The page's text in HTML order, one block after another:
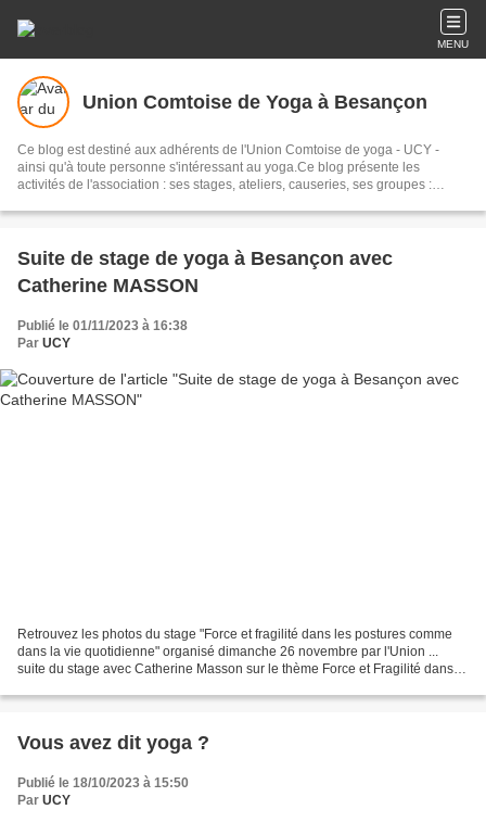
MENU
Union Comtoise de Yoga à Besançon
Ce blog est destiné aux adhérents de l'Union Comtoise de yoga - UCY -
ainsi qu'à toute personne s'intéressant au yoga.Ce blog présente les
activités de l'association : ses stages, ateliers, causeries, ses groupes :
bibliothèque. L'UCY s'intéresse au yoga, en tant que science de la
spirituelles.
Suite de stage de yoga à Besançon avec
Catherine MASSON
Publié le 01/11/2023 à 16:38
Par UCY
Retrouvez les photos du stage "Force et fragilité dans les postures comme
dans la vie quotidienne" organisé dimanche 26 novembre par l'Union ...
suite du stage avec Catherine Masson sur le thème Force et Fragilité dans
Vous avez dit yoga ?
Publié le 18/10/2023 à 15:50
Par UCY